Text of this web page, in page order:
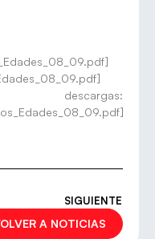
SIGUIENTE
A NOTICIAS